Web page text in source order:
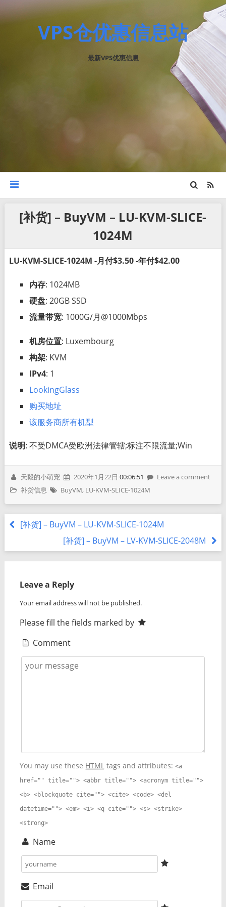
VPS仓优惠信息站
最新VPS优惠信息
[补货] – BuyVM – LU-KVM-SLICE-
1024M
LU-KVM-SLICE-1024M -月付$3.50 -年付$42.00
内存: 1024MB
硬盘: 20GB SSD
流量带宽: 1000G/月@1000Mbps
机房位置: Luxembourg
构架: KVM
IPv4: 1
LookingGlass
购买地址
该服务商所有机型
说明: 不受DMCA受欧洲法律管辖;标注不限流量;Win
天毅的小萌宠 2020年1月22日 00:06:51
Leave a comment
补货信息
BuyVM, LU-KVM-SLICE-1024M
[补货] – BuyVM – LU-KVM-SLICE-1024M
[补货] – BuyVM – LV-KVM-SLICE-2048M
Leave a Reply
Your email address will not be published.
Please fill the fields marked by
Comment
You may use these HTMLtags and attributes: <a
href="" title=""> <abbr title=""> <acronym title="">
<b> <blockquote cite=""> <cite> <code> <del
datetime=""> <em> <i> <q cite=""> <s> <strike>
<strong>
Name
Email